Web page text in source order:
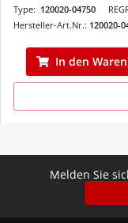
Type: 120020-04750
Hersteller-Art.Nr.: 120020-
In den
Melden Sie